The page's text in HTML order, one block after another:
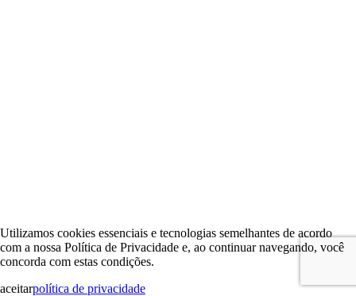
Utilizamos cookies essenciais e tecnologias semelhantes de acordo
com a nossa Política de Privacidade e, ao continuar navegando, você
concorda com estas condições.
aceitarpolítica de privacidade